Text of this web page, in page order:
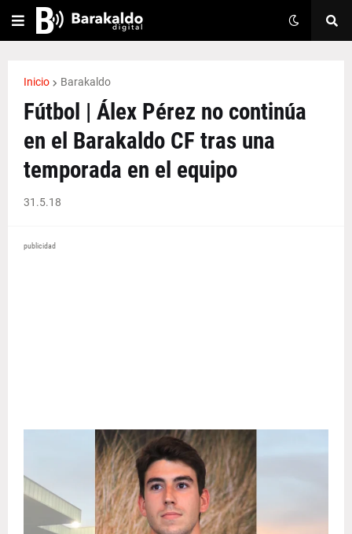
Inicio Barakaldo
Fútbol | Álex Pérez no continúa
en el Barakaldo CF tras una
temporada en el equipo
31.5.18
publicidad